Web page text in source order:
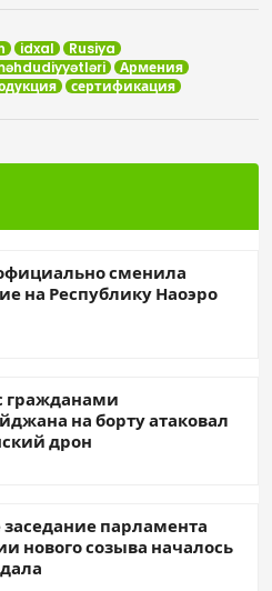
idxal
Rusiya
Армения
сертификация
сменила
на Республику Наоэро
гражданами
на борту атаковал
дрон
заседание парламента
нового созыва началось